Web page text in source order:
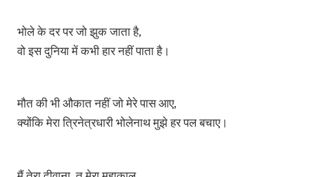
भोले के दर पर जो झुक जाता है,
वो इस दुनिया में कभी हार नहीं पाता है।
मौत की भी औकात नहीं जो मेरे पास आए,
क्योंकि मेरा त्रिनेत्रधारी भोलेनाथ मुझे हर पल बचाए।